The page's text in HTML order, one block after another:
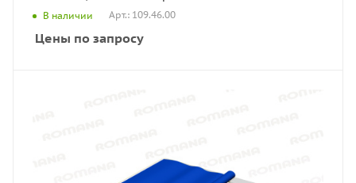
В наличии Арт.: 109.46.00
Цены по запросу